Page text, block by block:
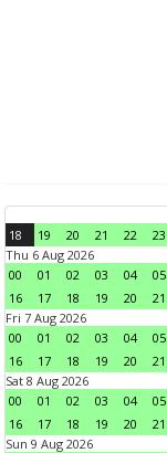
18 19 20 21 22
23
Thu 6 Aug 2026
00
01 02 03 04 05
16
17 18 19 20 21
Fri 7 Aug 2026
00
01 02 03 04 05
16
17 18 19 20 21
Sat 8 Aug 2026
00
01 02 03 04 05
16
17 18 19 20 21
Sun 9 Aug 2026